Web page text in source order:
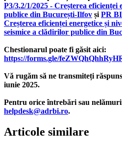
P3/3.2/1/2025 - Creșterea
publice din București-Ilfov șiPR
Creșterea eficienței energetice și
seismice a clădirilor publice din
Chestionarul poate fi găsit aici:
https://forms.gle/
Vă rugăm să ne transmiteți
iunie 2025.
Pentru orice întrebări sau
helpdesk@adrbi.ro.
Articole similare